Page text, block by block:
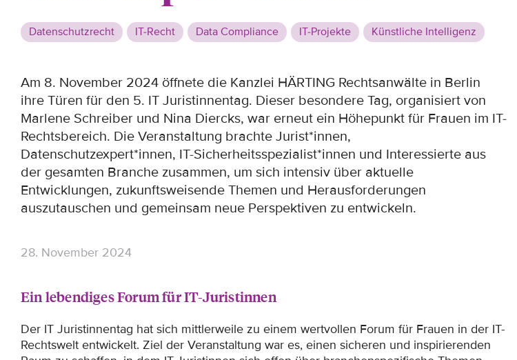
Datenschutzrecht IT-Recht Data Compliance IT-Projekte Künstliche Intelligenz
Am 8. November 2024 öffnete die Kanzlei HÄRTING Rechtsanwälte in Berlin
ihre Türen für den 5. IT Juristinnentag. Dieser besondere Tag, organisiert von
Marlene Schreiber und Nina Diercks, war erneut ein Höhepunkt für Frauen im IT-
Rechtsbereich. Die Veranstaltung brachte Jurist*innen,
Datenschutzexpert*innen, IT-Sicherheitsspezialist*innen und Interessierte aus
der gesamten Branche zusammen, um sich intensiv über aktuelle
Entwicklungen, zukunftsweisende Themen und Herausforderungen
auszutauschen und gemeinsam neue Perspektiven zu entwickeln.
28. November 2024
Ein lebendiges Forum für IT-Juristinnen
Der IT Juristinnentag hat sich mittlerweile zu einem wertvollen Forum für Frauen in der IT-
Rechtswelt entwickelt. Ziel der Veranstaltung war es, einen sicheren und inspirierenden